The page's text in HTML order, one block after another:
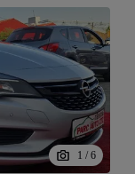
1 / 6